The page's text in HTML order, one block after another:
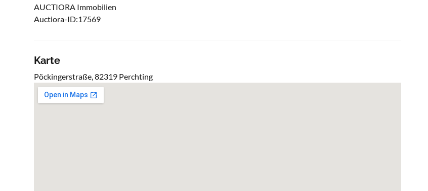
AUCTIORA Immobilien
Auctiora-ID:17569
Karte
Pöckingerstraße, 82319 Perchting